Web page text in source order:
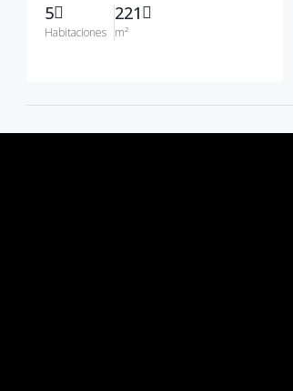
5
Habitaciones
221
m²